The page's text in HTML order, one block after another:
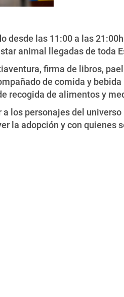
las 11:00 a las
animal llegadas de toda
firma de libros,
de comida y
recogida de alimentos y
los personajes del universo
la adopción y con quienes